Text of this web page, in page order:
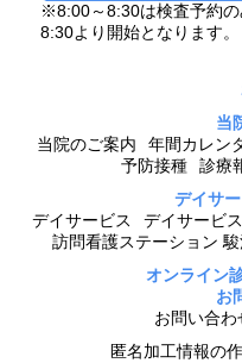
※8:00～8:30は検査予約
8:30より開始となります。
当
当院のご案内
年間カレン
予防接種
診療
デイサ
デイサービス
デイサービ
訪問看護ステーション
オンライン
お
お問い合わ
匿名加工情報の